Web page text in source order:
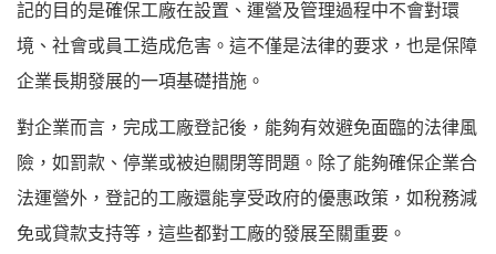
記的目的是確保工廠在設置、運營及管理過程中不會對環
境、社會或員工造成危害。這不僅是法律的要求，也是保障
企業長期發展的一項基礎措施。
對企業而言，完成工廠登記後，能夠有效避免面臨的法律風
險，如罰款、停業或被迫關閉等問題。除了能夠確保企業合
法運營外，登記的工廠還能享受政府的優惠政策，如稅務減
免或貸款支持等，這些都對工廠的發展至關重要。